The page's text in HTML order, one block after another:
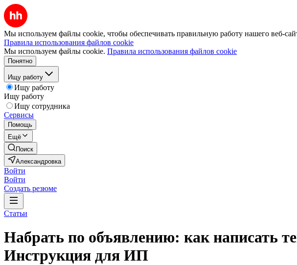
Мы используем файлы cookie, чтобы обеспечивать правильную работу нашего веб-
Правила использования файлов cookie
Мы используем файлы cookie. Правила использования файлов cookie
Понятно
Ищу работу
Ищу работу
Ищу работу
Ищу сотрудника
Сервисы
Помощь
Ещё
Поиск
Александровка
Войти
Войти
Создать резюме
Статьи
Набрать по объявлению: как написать
Инструкция для ИП